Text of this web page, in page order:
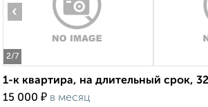
2/7
‹
1-к квартира, на длительный срок,
15 000 ₽ в месяц